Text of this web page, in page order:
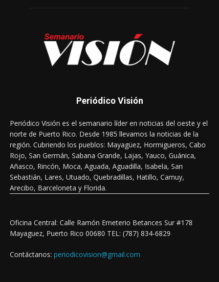
Periódico Visión
Periódico Visión es el semanario líder en noticias del oeste y el
norte de Puerto Rico. Desde 1985 llevamos la noticias de la
región. Cubriendo los pueblos: Mayagüez, Hormigueros, Cabo
Rojo, San Germán, Sabana Grande, Lajas, Yauco, Guánica,
Añasco, Rincón, Moca, Aguada, Aguadilla, Isabela, San
Sebastián, Lares, Utuado, Quebradillas, Hatillo, Camuy,
Arecibo, Barceloneta y Florida.
Oficina Central: Calle Ramón Emeterio Betances Sur #178
Mayaguez, Puerto Rico 00680 TEL: (787) 834-6829
Contáctanos: periodicovision@gmail.com